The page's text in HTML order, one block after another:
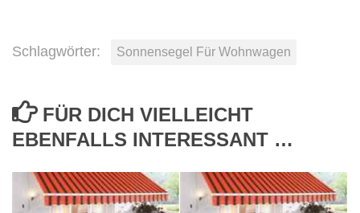
Schlagwörter: Sonnensegel Für Wohnwagen
FÜR DICH VIELLEICHT
EBENFALLS INTERESSANT …